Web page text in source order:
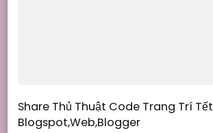
Share Thủ Thuật Code Trang Trí Tết
Blogspot,Web,Blogger